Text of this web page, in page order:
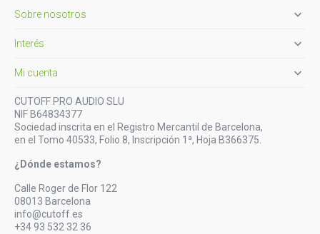
Sobre nosotros 
Interés 
Mi cuenta 
CUTOFF PRO AUDIO SLU
NIF B64834377
Sociedad inscrita en el Registro Mercantil de Barcelona,
en el Tomo 40533, Folio 8, Inscripción 1ª, Hoja B366375.
¿Dónde estamos?
Calle Roger de Flor 122
08013 Barcelona
info@cutoff.es
+34 93 532 32 36